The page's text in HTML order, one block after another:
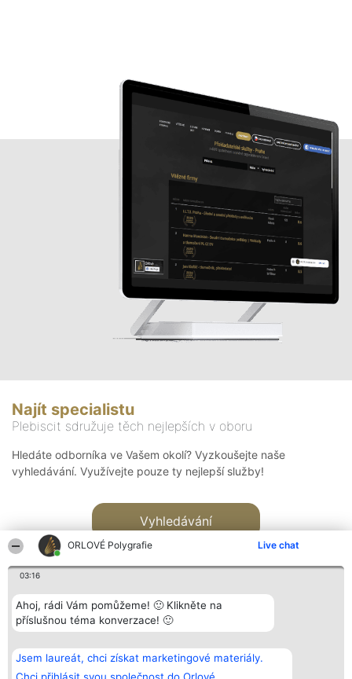
ORLOVÉ Polygrafie Live chat
03:16
Ahoj, rádi Vám pomůžeme! 🙂 Klikněte na
příslušnou téma konverzace! 🙂
Jsem laureát, chci získat marketingové materiály.
Najít specialistu
Plebiscit sdružuje těch nejlepších v oboru
Hledáte odborníka ve Vašem okolí? Vyzkoušejte naše
vyhledávání. Využívejte pouze ty nejlepší služby!
Vyhledávání
Bright Side Solutions sp. z o.
o. sp. k.
ul. Ruska 22
Vítězové
Seznam všech
laureátů
Kontakt